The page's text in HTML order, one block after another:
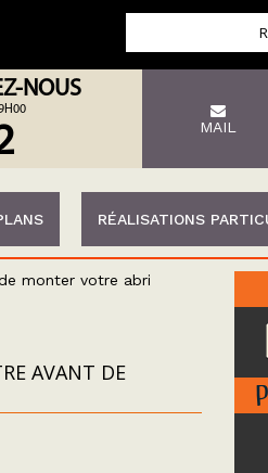
MAIL
NOUS
RÉALISATIONS
monter votre abri
AVANT DE